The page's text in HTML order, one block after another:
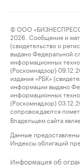
© ООО
2026. Сообщения и
(свидетельство о
выдано Федеральной
информационных
(Роскомнадзор)
издания «РБК»
информации выдано
информационных
(Роскомнадзор)
сопровождаются
Владельцем сайта
Данные
Индексы облигаций
Информация об